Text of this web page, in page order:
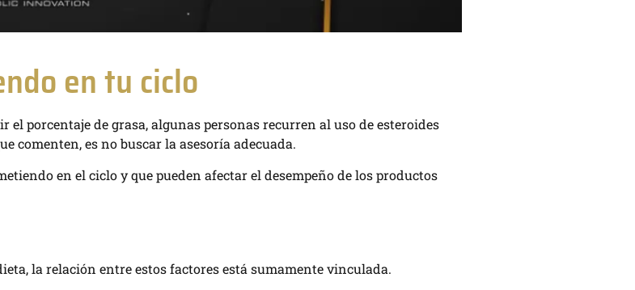
en tu ciclo
porcentaje de grasa, algunas personas recurren al uso de esteroides
comenten, es no buscar la asesoría adecuada.
en el ciclo y que pueden afectar el desempeño de los productos
la relación entre estos factores está sumamente vinculada.